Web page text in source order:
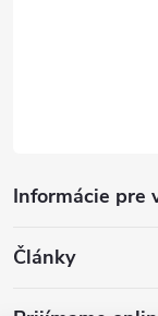
Informácie pre
Články